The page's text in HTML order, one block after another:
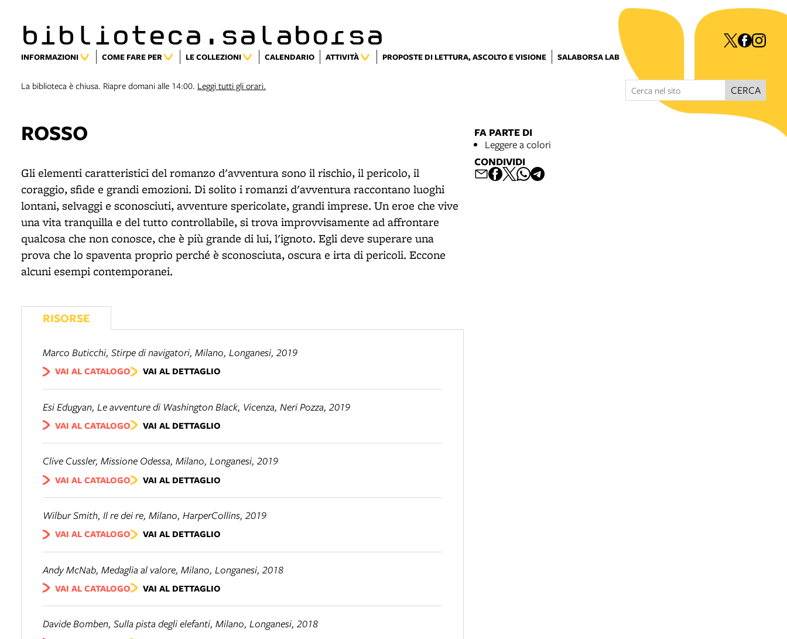
biblioteca.salaborsa
INFORMAZIONI COME FARE PER LE COLLEZIONI CALENDARIO ATTIVITÀ PROPOSTE DI LETTURA, ASCOLTO E VISIONE SALABORSA LAB
La biblioteca è chiusa. Riapre domani alle 14:00. Leggi tutti gli orari. CERCA
ROSSO
Gli elementi caratteristici del romanzo d'avventura sono il rischio, il pericolo, il
coraggio, sfide e grandi emozioni. Di solito i romanzi d'avventura raccontano luoghi
lontani, selvaggi e sconosciuti, avventure spericolate, grandi imprese. Un eroe che vive
una vita tranquilla e del tutto controllabile, si trova improvvisamente ad affrontare
qualcosa che non conosce, che è più grande di lui, l'ignoto. Egli deve superare una
prova che lo spaventa proprio perché è sconosciuta, oscura e irta di pericoli. Eccone
alcuni esempi contemporanei.
RISORSE
Marco Buticchi, Stirpe di navigatori, Milano, Longanesi, 2019
VAI AL CATALOGO VAI AL DETTAGLIO
Esi Edugyan, Le avventure di Washington Black, Vicenza, Neri Pozza, 2019
VAI AL CATALOGO VAI AL DETTAGLIO
Clive Cussler, Missione Odessa, Milano, Longanesi, 2019
VAI AL CATALOGO VAI AL DETTAGLIO
Wilbur Smith, Il re dei re, Milano, HarperCollins, 2019
VAI AL CATALOGO VAI AL DETTAGLIO
Andy McNab, Medaglia al valore, Milano, Longanesi, 2018
VAI AL CATALOGO VAI AL DETTAGLIO
Davide Bomben, Sulla pista degli elefanti, Milano, Longanesi, 2018
FA PARTE DI
Leggere a colori
CONDIVIDI